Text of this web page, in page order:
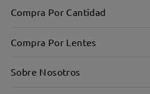
Compra Por Cantidad
Compra Por Lentes
Sobre Nosotros